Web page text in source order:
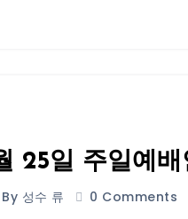
25일 주일예배
By 성수 류 0 Comments